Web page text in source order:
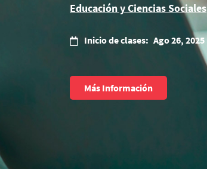
Educación y Ciencias Sociales
Inicio de clases: Ago 26, 2025
Más Información